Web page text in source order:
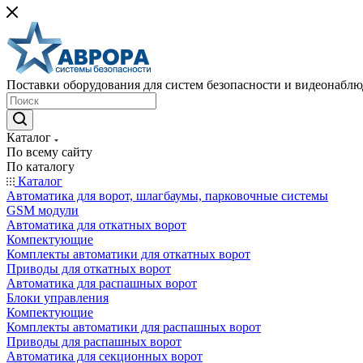
Поставки оборудования для систем безопасности и
Каталог
По всему сайту
По каталогу
Каталог
Автоматика для ворот, шлагбаумы, парковочные системы
GSM модули
Автоматика для откатных ворот
Компектующие
Комплекты автоматики для откатных ворот
Приводы для откатных ворот
Автоматика для распашных ворот
Блоки управления
Компектующие
Комплекты автоматики для распашных ворот
Приводы для распашных ворот
Автоматика для секционных ворот